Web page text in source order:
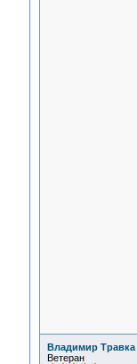
Владимир Травка
Ветеран